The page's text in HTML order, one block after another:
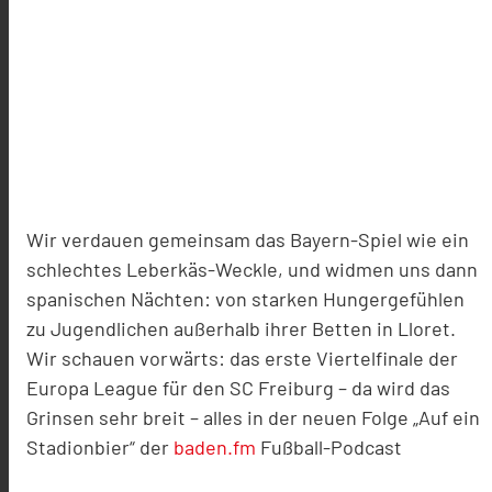
Wir verdauen gemeinsam das Bayern-Spiel wie ein
schlechtes Leberkäs-Weckle, und widmen uns dann
spanischen Nächten: von starken Hungergefühlen
zu Jugendlichen außerhalb ihrer Betten in Lloret.
Wir schauen vorwärts: das erste Viertelfinale der
Europa League für den SC Freiburg – da wird das
Grinsen sehr breit – alles in der neuen Folge „Auf ein
Stadionbier“ der baden.fm Fußball-Podcast